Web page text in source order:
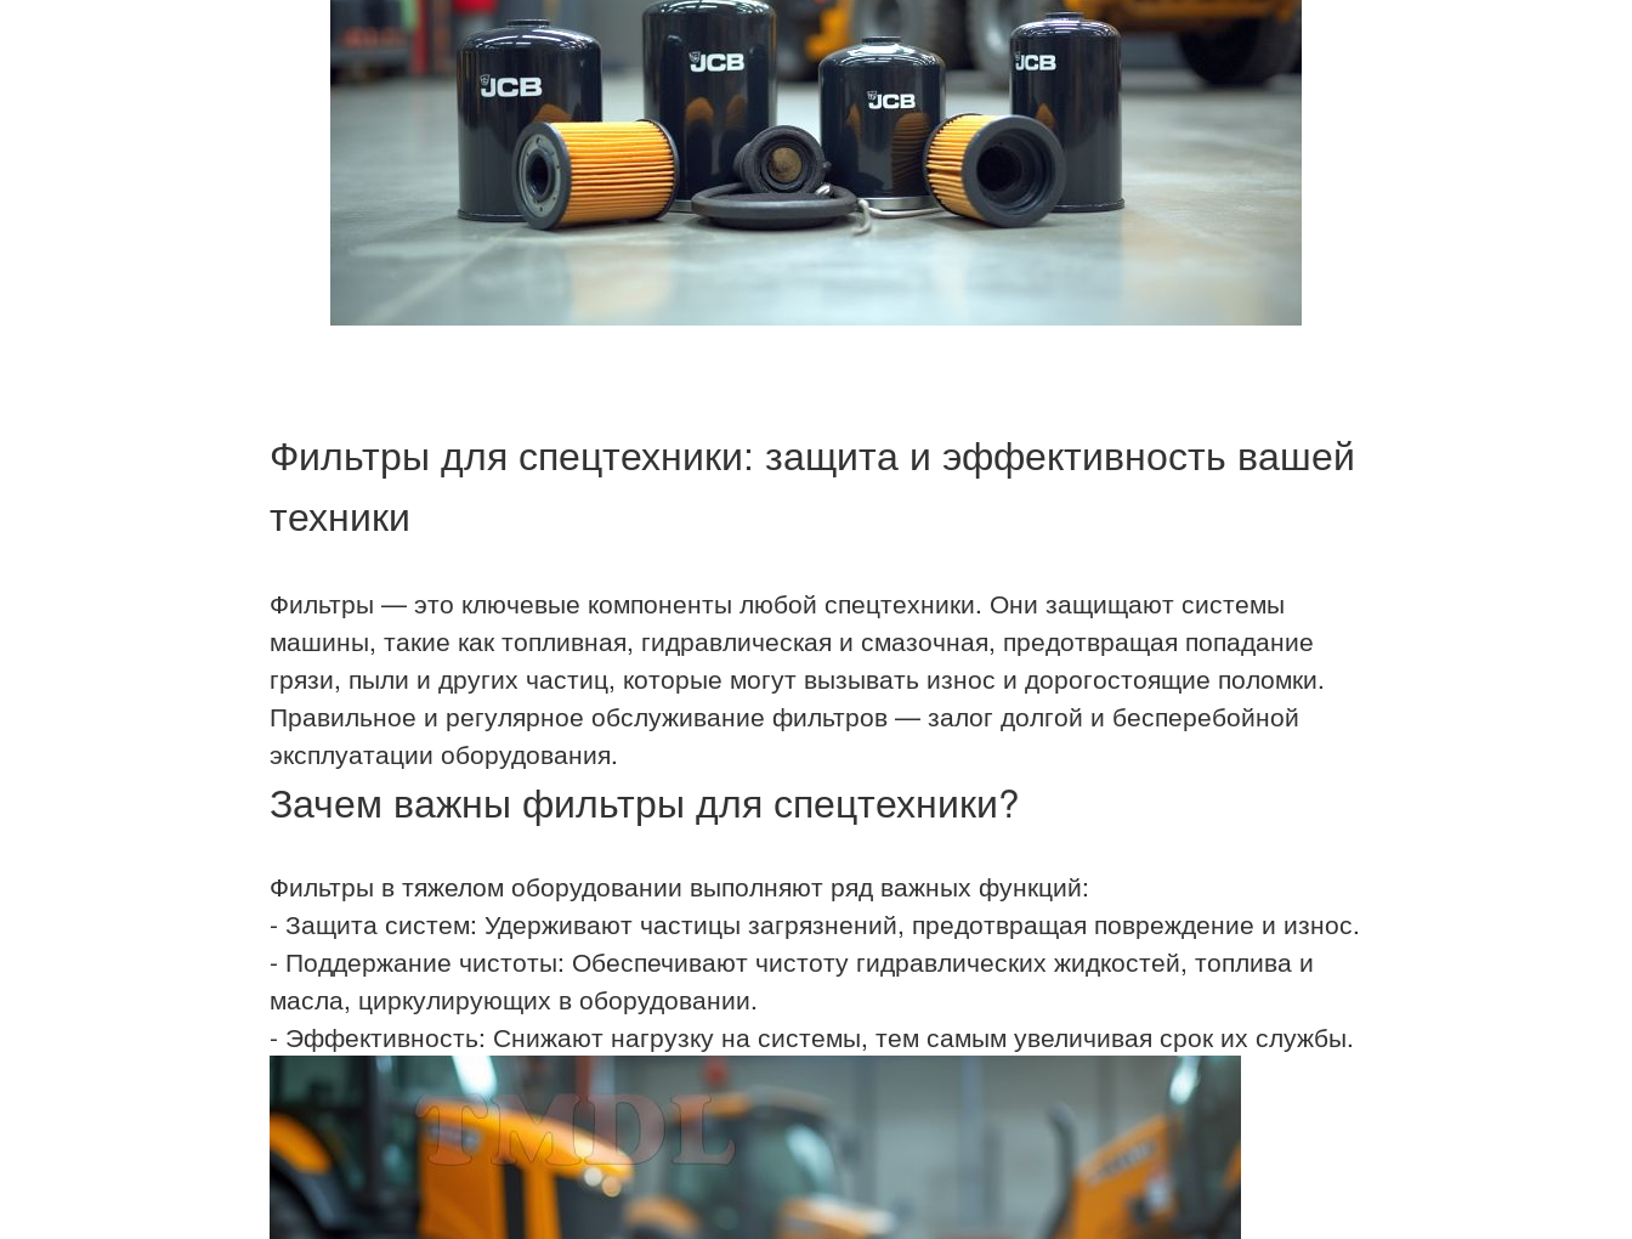
Фильтры для спецтехники: защита и эффективность вашей
техники
Фильтры — это ключевые компоненты любой спецтехники. Они защищают системы
машины, такие как топливная, гидравлическая и смазочная, предотвращая попадание
грязи, пыли и других частиц, которые могут вызывать износ и дорогостоящие поломки.
Правильное и регулярное обслуживание фильтров — залог долгой и бесперебойной
эксплуатации оборудования.
Зачем важны фильтры для спецтехники?
Фильтры в тяжелом оборудовании выполняют ряд важных функций:
- Защита систем: Удерживают частицы загрязнений, предотвращая повреждение и износ.
- Поддержание чистоты: Обеспечивают чистоту гидравлических жидкостей, топлива и
масла, циркулирующих в оборудовании.
- Эффективность: Снижают нагрузку на системы, тем самым увеличивая срок их службы.